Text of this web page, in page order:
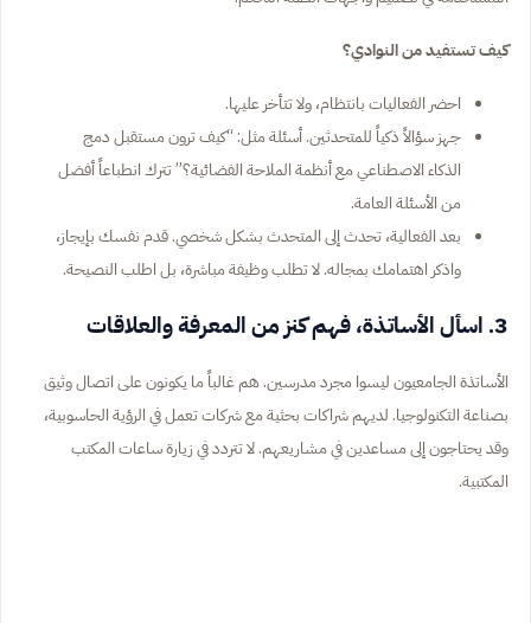
كيف تستفيد من النوادي؟
احضر الفعاليات بانتظام، ولا تتأخر عليها.
جهز سؤالاً ذكياً للمتحدثين. أسئلة مثل: “كيف ترون مستقبل دمج
الذكاء الاصطناعي مع أنظمة الملاحة الفضائية؟” تترك انطباعاً أفضل
من الأسئلة العامة.
بعد الفعالية، تحدث إلى المتحدث بشكل شخصي. قدم نفسك بإيجاز،
واذكر اهتمامك بمجاله. لا تطلب وظيفة مباشرة، بل اطلب النصيحة.
3. اسأل الأساتذة، فهم كنز من المعرفة والعلاقات
الأساتذة الجامعيون ليسوا مجرد مدرسين. هم غالباً ما يكونون على اتصال وثيق
بصناعة التكنولوجيا. لديهم شراكات بحثية مع شركات تعمل في الرؤية الحاسوبية،
وقد يحتاجون إلى مساعدين في مشاريعهم. لا تتردد في زيارة ساعات المكتب
المكتبية.